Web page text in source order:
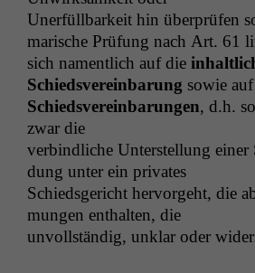
Uner­füll­barkeit hin über­prüfen
marische Prü­fung nach Art. 61
sich namentlich auf die
Schiedsvere­in­barung sowie auf
Schiedsvere­in­barun­gen, d.h.
zwar die
verbindliche Unter­stel­lung ein­er
dung unter ein privates
Schieds­gericht her­vorge­ht, die
mungen enthal­ten, die
unvoll­ständig, unklar oder